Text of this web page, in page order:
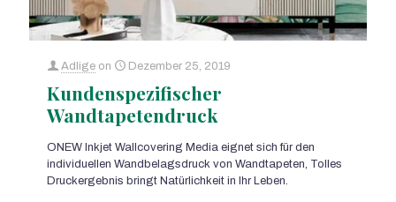
Adlige on Dezember 25, 2019
Kundenspezifischer
Wandtapetendruck
ONEW Inkjet Wallcovering Media eignet sich für den
individuellen Wandbelagsdruck von Wandtapeten, Tolles
Druckergebnis bringt Natürlichkeit in Ihr Leben.